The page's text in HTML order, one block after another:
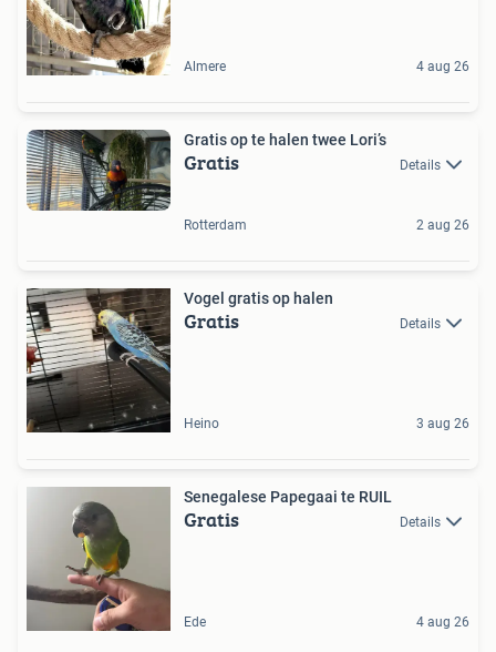
Almere 4 aug 26
Gratis op te halen twee Lori’s
Gratis Details
Rotterdam 2 aug 26
Vogel gratis op halen
Gratis Details
Heino 3 aug 26
Senegalese Papegaai te RUIL
Gratis Details
Ede 4 aug 26